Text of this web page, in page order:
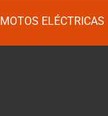
MOTOS ELÉCTRICAS